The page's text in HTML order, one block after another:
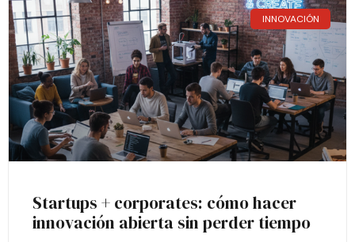
INNOVACIÓN
Startups + corporates: cómo hacer
innovación abierta sin perder tiempo